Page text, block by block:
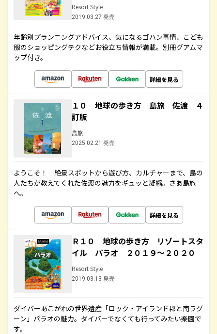
Resort Style
2019.03.27 発売
年齢別プランニングアドバイス、気になるゴハン事情、こども
服のショッピングテクなどお役立ち情報が満載。別冊グアムマ
ップ付き。
詳細を見る
１０ 地球の歩き方 島旅 佐渡 ４
訂版
島旅
2025.02.21 発売
ようこそ！ 絶景スポットから遊び方、カルチャーまで、島の
人たちが教えてくれた佐渡の魅力をギュッと凝縮。さあ島旅
へ。
詳細を見る
Ｒ１０ 地球の歩き方 リゾートスタ
イル パラオ ２０１９～２０２０
Resort Style
2019.03.13 発売
ダイバーあこがれの世界遺産「ロック・アイランド郡と南ラグ
ーン」パラオの魅力。ダイバーでなくても行ってみたい楽園で
す。